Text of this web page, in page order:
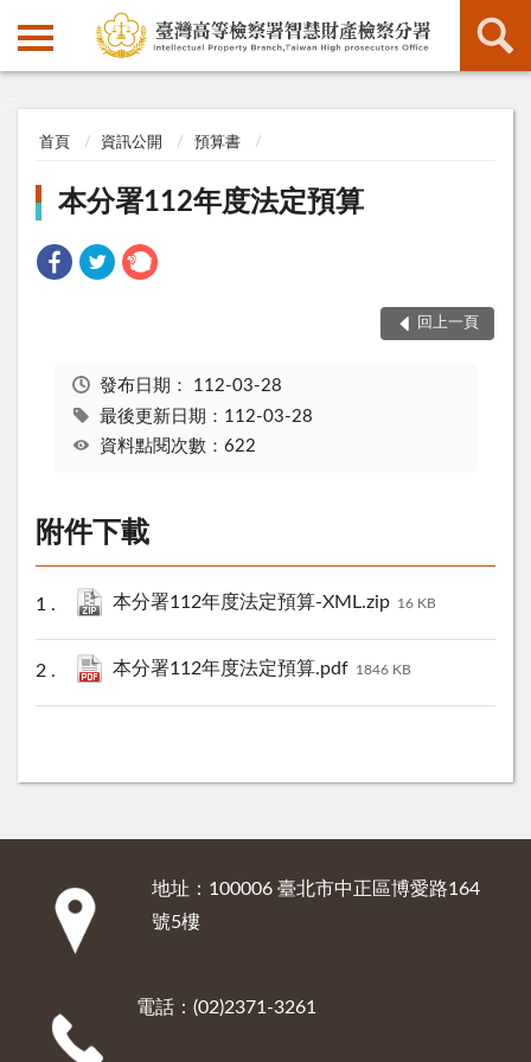
首頁 資訊公開 預算書
本分署112年度法定預算
回上一頁
發布日期： 112-03-28
最後更新日期：112-03-28
資料點閱次數：622
附件下載
本分署112年度法定預算-XML.zip 16 KB
本分署112年度法定預算.pdf 1846 KB
地址：100006 臺北市中正區博愛路164
號5樓
電話：(02)2371-3261